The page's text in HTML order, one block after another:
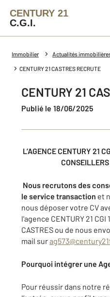
CENTURY 21
C.G.I.
Immobilier Actualités
CENTURY 21 CASTRES RECRUTE
CENTURY 21
Publié le 18/06/2025
L’AGENCE CENTURY 21
Nous recrutons des
le service transaction et
nous déposer votre CV
l'agence CENTURY 21
CASTRES ou de nous
mail sur
Pourquoi intégrer une
Pour réussir dans notre